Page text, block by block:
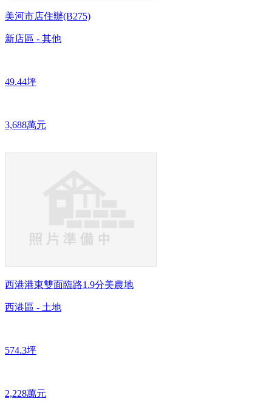
美河市店住辦(B275)
新店區 - 其他
49.44坪
3,688萬元
西港港東雙面臨路1.9分美農地
西港區 - 土地
574.3坪
2,228萬元